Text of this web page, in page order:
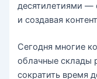
десятилетиями —
и создавая
Сегодня многие
облачные склады
сократить время